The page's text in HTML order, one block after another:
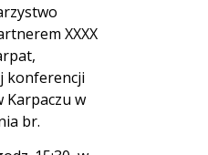
XXXX
konferencji
Karpaczu w
br.